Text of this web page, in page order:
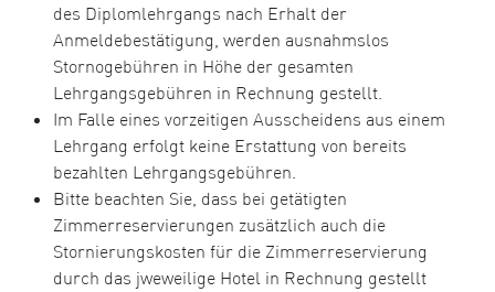
des Diplomlehrgangs nach Erhalt der
Anmeldebestätigung, werden ausnahmslos
Stornogebühren in Höhe der gesamten
Lehrgangsgebühren in Rechnung gestellt.
Im Falle eines vorzeitigen Ausscheidens aus einem
Lehrgang erfolgt keine Erstattung von bereits
bezahlten Lehrgangsgebühren.
Bitte beachten Sie, dass bei getätigten
Zimmerreservierungen zusätzlich auch die
Stornierungskosten für die Zimmerreservierung
durch das jweweilige Hotel in Rechnung gestellt